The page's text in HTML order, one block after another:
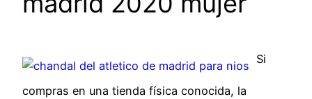
Si
compras en una tienda física conocida, la